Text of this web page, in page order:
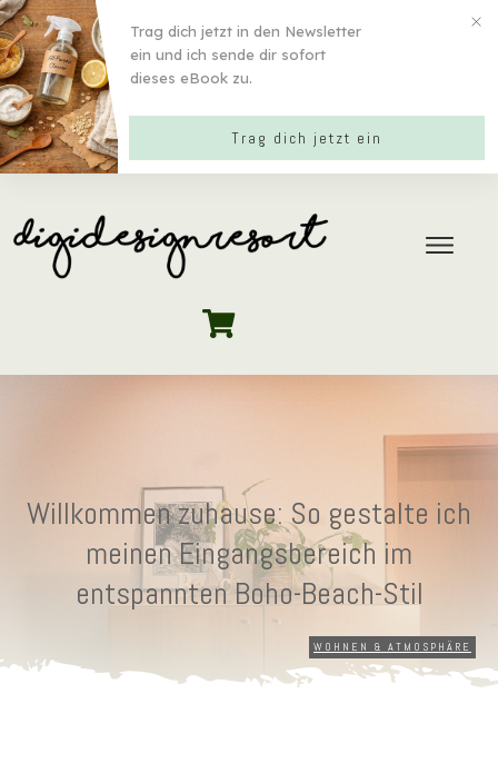
Willkommen zuhause: So gestalte ich
meinen Eingangsbereich im
entspannten Boho-Beach-Stil
WOHNEN & ATMOSPHÄRE
Trag dich jetzt in den Newsletter
ein und ich sende dir sofort
dieses eBook zu.
Trag dich jetzt ein